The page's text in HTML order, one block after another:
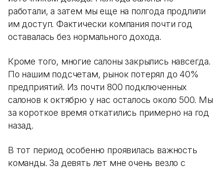
работали, а затем мы еще на полгода продлили
им доступ. Фактически компания почти год
оставалась без нормального дохода.
Кроме того, многие салоны закрылись навсегда.
По нашим подсчетам, рынок потерял до 40%
предприятий. Из почти 800 подключенных
салонов к октябрю у нас осталось около 500. Мы
за короткое время откатились примерно на год
назад.
В тот период особенно проявилась важность
команды. За девять лет мне очень везло с